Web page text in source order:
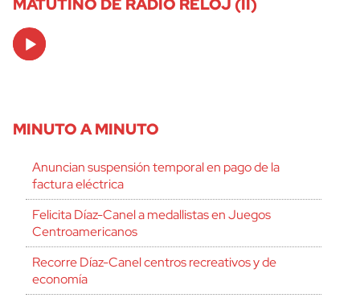
Audio
Player
MINUTO A MINUTO
Anuncian suspensión temporal en pago de la
factura eléctrica
Felicita Díaz-Canel a medallistas en Juegos
Centroamericanos
Recorre Díaz-Canel centros recreativos y de
economía